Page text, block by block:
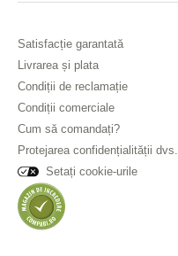
Satisfacție garantată
Livrarea și plata
Condiții de reclamație
Condiții comerciale
Cum să comandați?
Protejarea confidențialității dvs.
Setați cookie-urile